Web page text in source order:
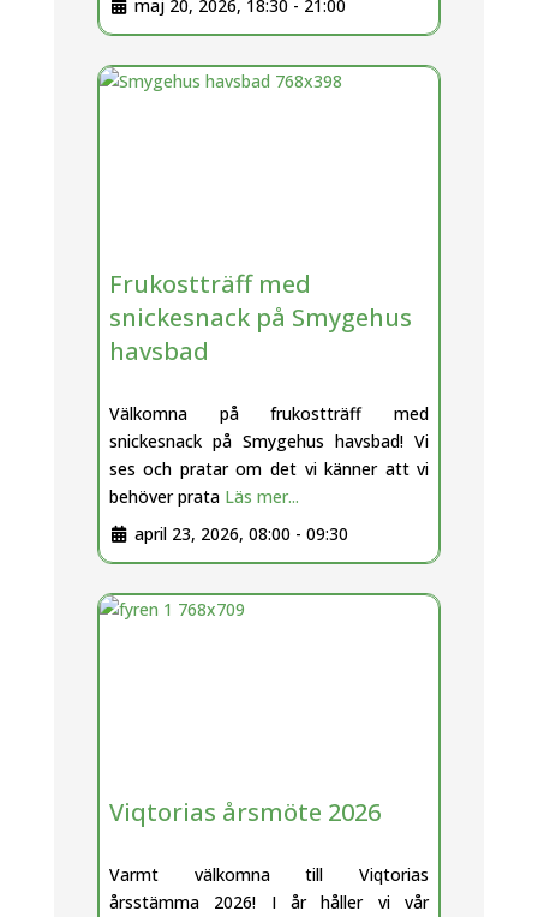
maj 20, 2026, 18:30 - 21:00
Frukostträff med
snickesnack på Smygehus
havsbad
Välkomna på frukostträff med
snickesnack på Smygehus havsbad! Vi
ses och pratar om det vi känner att vi
behöver prata Läs mer...
april 23, 2026, 08:00 - 09:30
Viqtorias årsmöte 2026
Varmt välkomna till Viqtorias
årsstämma 2026! I år håller vi vår